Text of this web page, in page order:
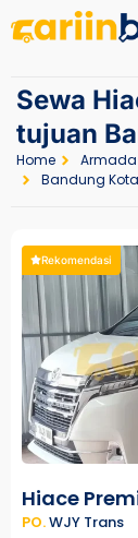
Sewa
tujuan
Home Armada
Bandung
Rekomendasi
Hiace
PO.WJY Trans